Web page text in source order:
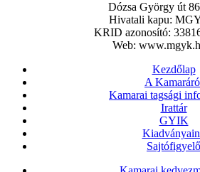
Dózsa György út
Hivatali kapu:
KRID azonosító:
Web:
Kezdőlap
A
Kamarai tagsági
Irattár
GYIK
Sajtófigyelő